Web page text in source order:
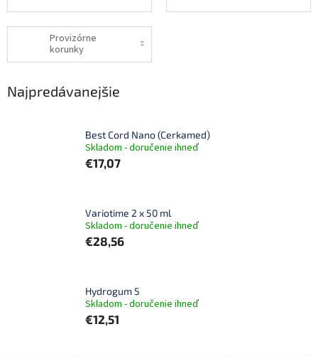
Provizórne
korunky
Najpredávanejšie
Best Cord Nano (Cerkamed)
Skladom - doručenie ihneď
€17,07
Variotime 2 x 50 ml
Skladom - doručenie ihneď
€28,56
Hydrogum 5
Skladom - doručenie ihneď
€12,51